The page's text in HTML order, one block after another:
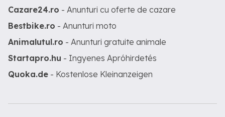
Cazare24.ro - Anunturi cu oferte de cazare
Bestbike.ro - Anunturi moto
Animalutul.ro - Anunturi gratuite animale
Startapro.hu - Ingyenes Apróhirdetés
Quoka.de - Kostenlose Kleinanzeigen